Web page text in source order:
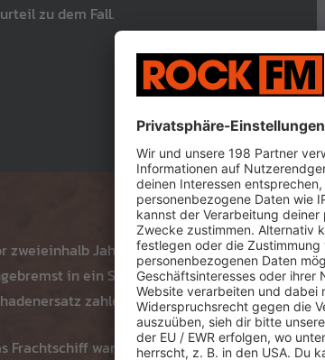
zu dem Fall.
zweieinhalb Jahren schlief die Steuerfrau des
in ein Schleusentor auf dem Rhein.
zahlen. Das entschied das
Frachtschiff war bei Iffezheim (Landkreis